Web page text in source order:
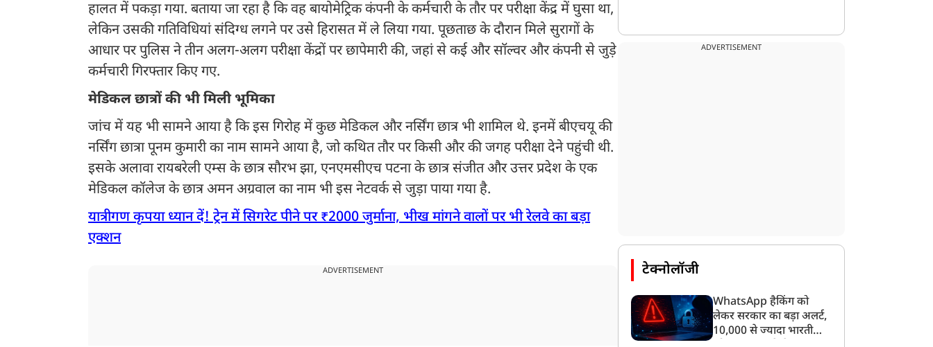
हालत में पकड़ा गया. बताया जा रहा है कि वह बायोमेट्रिक कंपनी के कर्मचारी के तौर पर परीक्षा केंद्र में घुसा था,
लेकिन उसकी गतिविधियां संदिग्ध लगने पर उसे हिरासत में ले लिया गया. पूछताछ के दौरान मिले सुरागों के
आधार पर पुलिस ने तीन अलग-अलग परीक्षा केंद्रों पर छापेमारी की, जहां से कई और सॉल्वर और कंपनी से जुड़े
कर्मचारी गिरफ्तार किए गए.
मेडिकल छात्रों की भी मिली भूमिका
जांच में यह भी सामने आया है कि इस गिरोह में कुछ मेडिकल और नर्सिंग छात्र भी शामिल थे. इनमें बीएचयू की
नर्सिंग छात्रा पूनम कुमारी का नाम सामने आया है, जो कथित तौर पर किसी और की जगह परीक्षा देने पहुंची थी.
इसके अलावा रायबरेली एम्स के छात्र सौरभ झा, एनएमसीएच पटना के छात्र संजीत और उत्तर प्रदेश के एक
मेडिकल कॉलेज के छात्र अमन अग्रवाल का नाम भी इस नेटवर्क से जुड़ा पाया गया है.
यात्रीगण कृपया ध्यान दें! ट्रेन में सिगरेट पीने पर ₹2000 जुर्माना, भीख मांगने वालों पर भी रेलवे का बड़ा
एक्शन
ADVERTISEMENT
ADVERTISEMENT
टेक्नोलॉजी
WhatsApp हैकिंग को
लेकर सरकार का बड़ा अलर्ट,
10,000 से ज्यादा भारतीयों